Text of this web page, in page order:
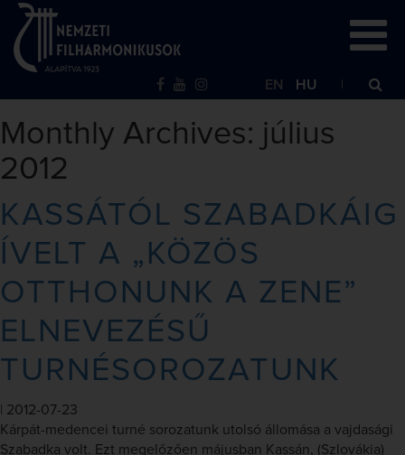
EN HU
Monthly Archives: július
2012
KASSÁTÓL SZABADKÁIG
ÍVELT A „KÖZÖS
OTTHONUNK A ZENE”
ELNEVEZÉSŰ
TURNÉSOROZATUNK
2012-07-23
Kárpát-medencei turné sorozatunk utolsó állomása a vajdasági
Szabadka volt. Ezt megelőzően májusban Kassán, (Szlovákia)